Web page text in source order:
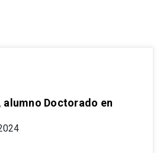
Doctorado en